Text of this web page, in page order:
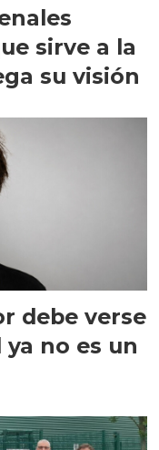
sirve a la
su visión
debe verse
no es un